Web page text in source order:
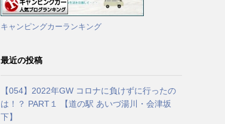
キャンピングカーランキング
最近の投稿
【054】2022年GW コロナに負けずに行ったの
は！？ PART１ 【道の駅 あいづ湯川・会津坂
下】